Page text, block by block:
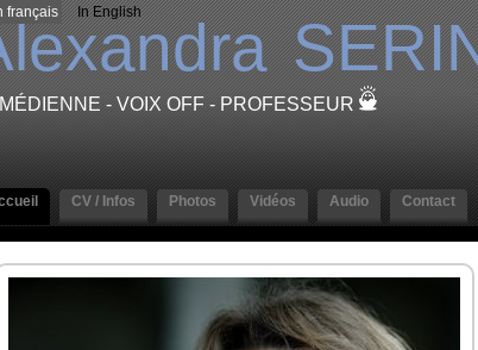
français In English
- VOIX OFF - PROFESSEUR
CV / Infos Photos Vidéos Audio Contact